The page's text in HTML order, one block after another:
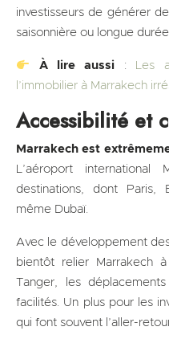
investisseurs de générer
saisonnière ou longue
À lire aussi :
Les
l’immobilier à Marrakech
Accessibilité et
Marrakech est
L’aéroport
destinations, dont Paris,
même Dubaï.
Avec le développement
bientôt relier Marrakech
Tanger, les
facilités. Un plus pour les
qui font souvent l’aller-